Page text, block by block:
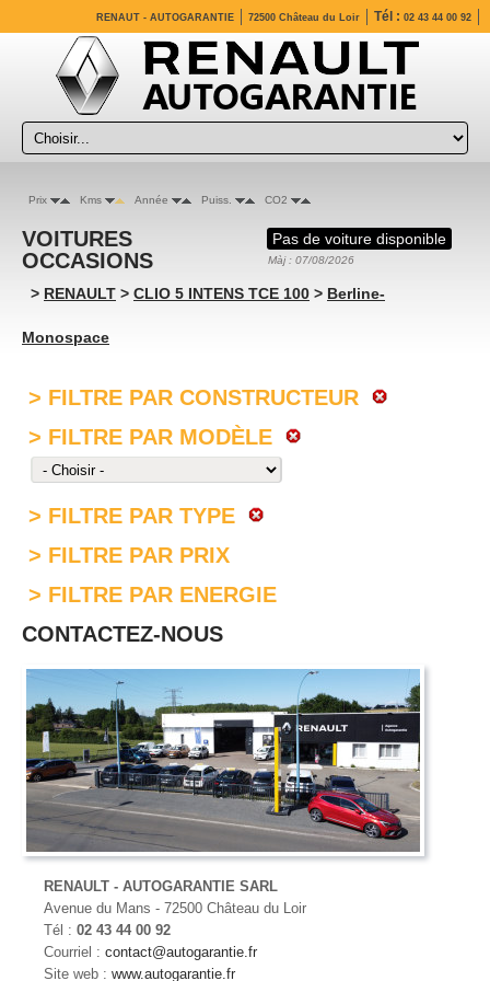
RENAUT - AUTOGARANTIE 72500 Château du Loir Tél : 02 43 44 00 92
Prix Kms Année Puiss. CO2
Pas de voiture disponible
Màj : 07/08/2026
VOITURES
OCCASIONS
> RENAULT > CLIO 5 INTENS TCE 100 > Berline-
Monospace
> FILTRE PAR CONSTRUCTEUR
> FILTRE PAR MODÈLE
> FILTRE PAR TYPE
> FILTRE PAR PRIX
> FILTRE PAR ENERGIE
CONTACTEZ-NOUS
RENAULT - AUTOGARANTIE SARL
Avenue du Mans - 72500 Château du Loir
Tél : 02 43 44 00 92
Courriel : contact@autogarantie.fr
Site web : www.autogarantie.fr